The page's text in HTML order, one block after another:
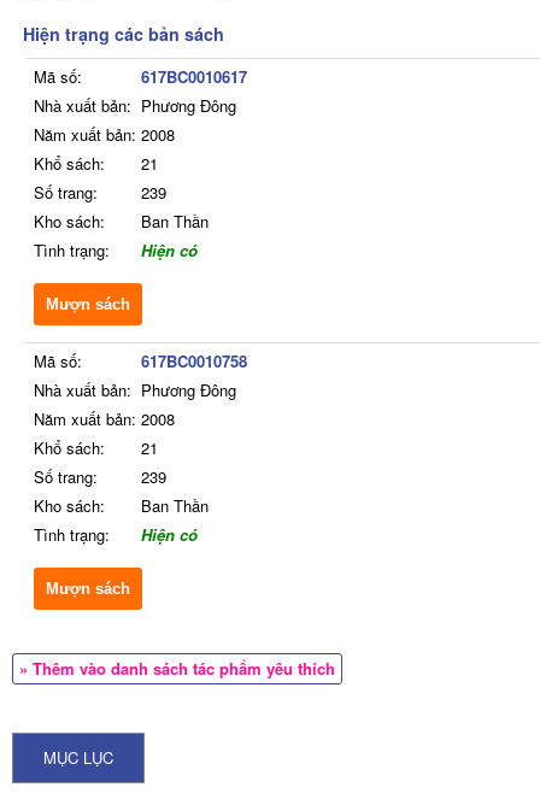
Hiện trạng các bản sách
Mã số:
617BC0010617
Nhà xuất bản: Phương Đông
Năm xuất bản: 2008
Khổ sách:
21
Số trang:
239
Kho sách:
Ban Thần
Tình trạng:
Hiện có
Mượn sách
Mã số:
617BC0010758
Nhà xuất bản: Phương Đông
Năm xuất bản: 2008
Khổ sách:
21
Số trang:
239
Kho sách:
Ban Thần
Tình trạng:
Hiện có
Mượn sách
» Thêm vào danh sách tác phẩm yêu thích
MỤC LỤC